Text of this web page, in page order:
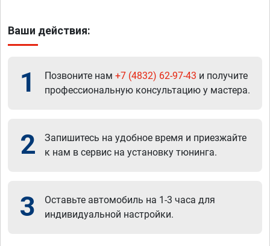
Ваши действия:
1 Позвоните нам +7 (4832) 62-97-43 и получите
профессиональную консультацию у мастера.
2
Запишитесь на удобное время и приезжайте
к нам в сервис на установку тюнинга.
3
Оставьте автомобиль на 1-3 часа для
индивидуальной настройки.